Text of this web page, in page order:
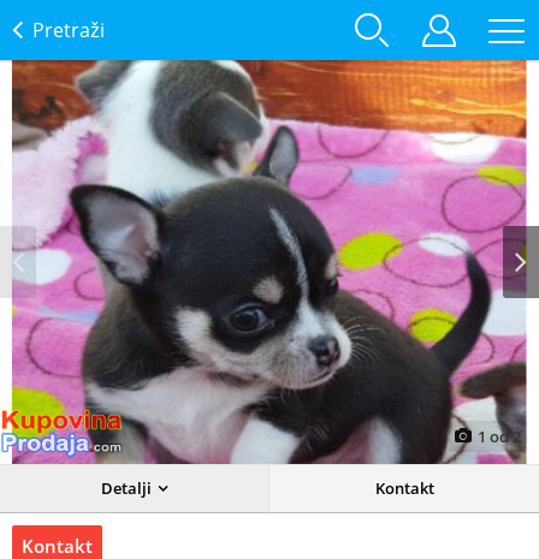
Pretraži
Prev
1 od2
Detalji Kontakt
Kontakt